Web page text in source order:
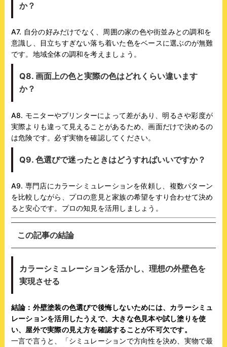
か？
A7. 自分の好みだけでなく、周囲の家の色や街並みとの調和を
意識し、目立ちすぎない落ち着いた色をベースに選ぶのが無難
です。地域全体の調和を考えましょう。
Q8. 画面上の色と実際の色はどれくらい違います
か？
A8. モニターやプリンターによって差があり、明るさや彩度が
実際よりも違って見えることがあるため、画面だけで決めるの
は危険です。必ず実物を確認してください。
Q9. 色選びで迷ったときはどうすればいいですか？
A9. 専門店にカラーシミュレーションを依頼し、複数パターン
を比較しながら、プロの意見と家族の希望をすり合わせて決め
ると安心です。プロの知見を活用しましょう。
この記事の結論
カラーシミュレーションを活かし、理想の外壁色を
実現させる
結論：外壁塗装の色選びで後悔しないためには、カラーシミュ
レーションを活用したうえで、大きな色見本や試し塗りを使
い、屋外で実際の見え方を確認することが不可欠です。
一言で言うと、「シミュレーションで方向性を決め、実物で最